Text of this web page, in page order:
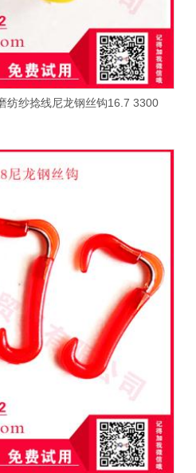
纺纱捻线尼龙钢丝钩16.7 3300